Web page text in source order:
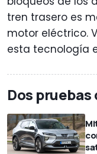
tren trasero es
motor eléctrico.
esta tecnología
Dos